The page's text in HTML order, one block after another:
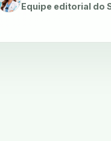
Equipe editorial do